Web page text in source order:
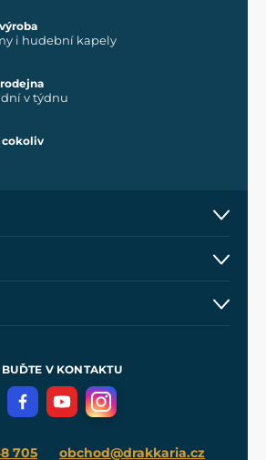
i hudební kapely
v týdnu
cokoliv
Come
BUĎTE V KONTAKTU
705 obchod@drakkaria.cz